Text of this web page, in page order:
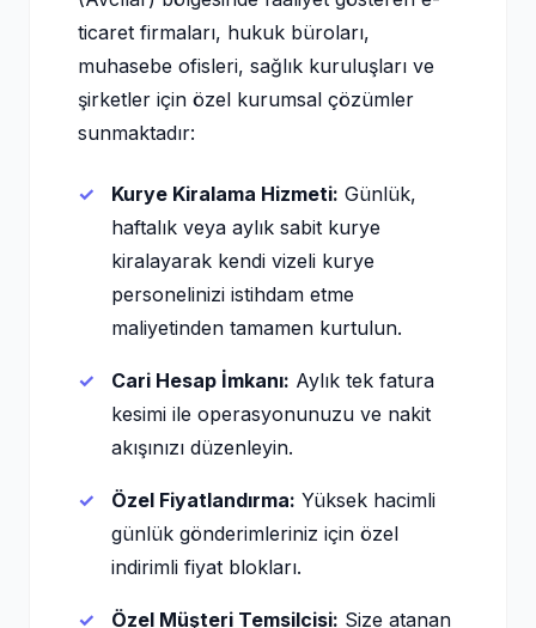
ticaret firmaları, hukuk büroları,
muhasebe ofisleri, sağlık kuruluşları ve
şirketler için özel kurumsal çözümler
sunmaktadır:
Kurye Kiralama Hizmeti: Günlük,
haftalık veya aylık sabit kurye
kiralayarak kendi vizeli kurye
personelinizi istihdam etme
maliyetinden tamamen kurtulun.
Cari Hesap İmkanı: Aylık tek fatura
kesimi ile operasyonunuzu ve nakit
akışınızı düzenleyin.
Özel Fiyatlandırma: Yüksek hacimli
günlük gönderimleriniz için özel
indirimli fiyat blokları.
Özel Müşteri Temsilcisi: Size atanan